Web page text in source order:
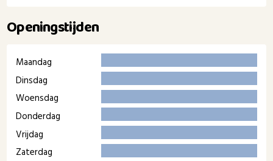
Openingstijden
Maandag
Dinsdag
Woensdag
Donderdag
Vrijdag
Zaterdag